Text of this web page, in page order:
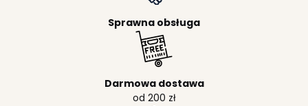
Sprawna obsługa
Darmowa dostawa
od 200 zł